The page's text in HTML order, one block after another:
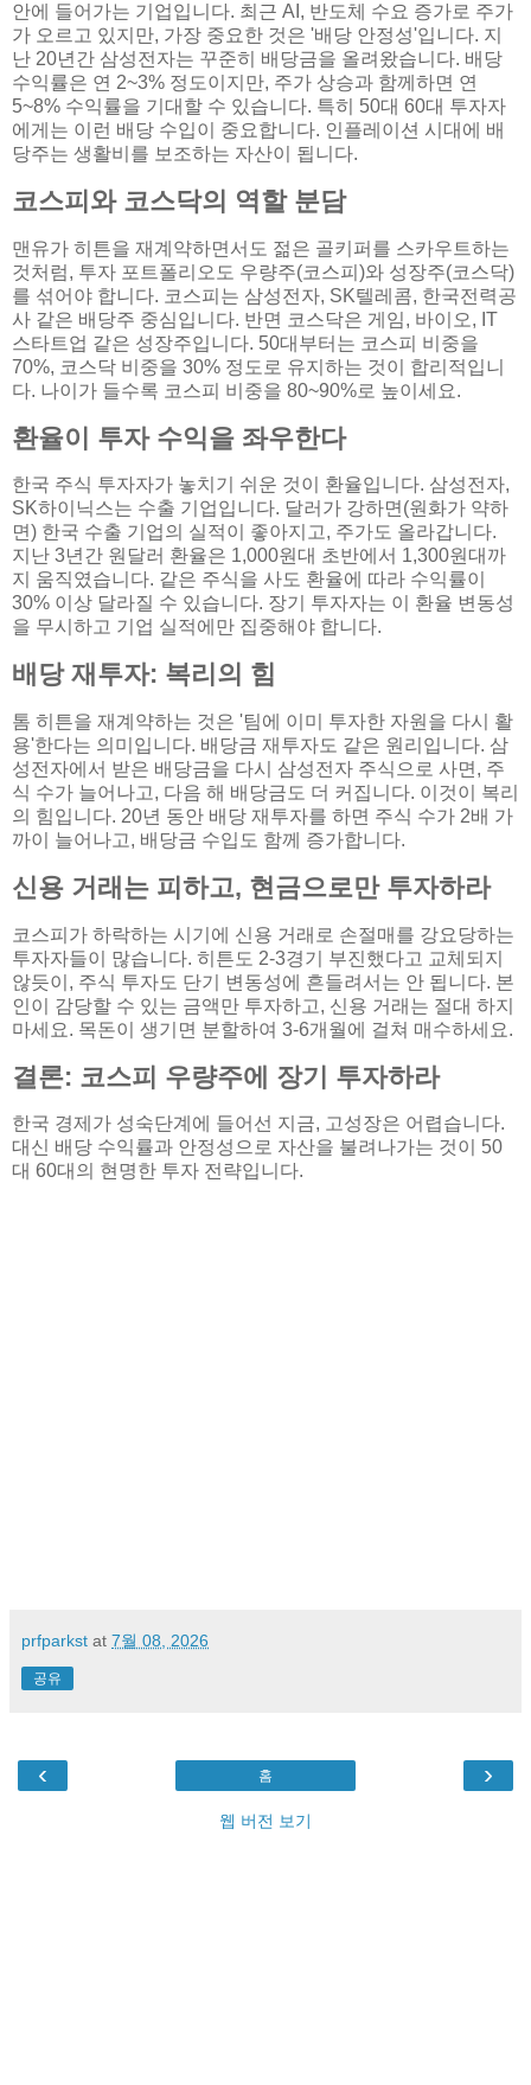
안에 들어가는 기업입니다. 최근 AI, 반도체 수요 증가로 주가
가 오르고 있지만, 가장 중요한 것은 '배당 안정성'입니다. 지
난 20년간 삼성전자는 꾸준히 배당금을 올려왔습니다. 배당
수익률은 연 2~3% 정도이지만, 주가 상승과 함께하면 연
5~8% 수익률을 기대할 수 있습니다. 특히 50대 60대 투자자
에게는 이런 배당 수입이 중요합니다. 인플레이션 시대에 배
당주는 생활비를 보조하는 자산이 됩니다.
코스피와 코스닥의 역할 분담
맨유가 히튼을 재계약하면서도 젊은 골키퍼를 스카우트하는
것처럼, 투자 포트폴리오도 우량주(코스피)와 성장주(코스닥)
를 섞어야 합니다. 코스피는 삼성전자, SK텔레콤, 한국전력공
사 같은 배당주 중심입니다. 반면 코스닥은 게임, 바이오, IT
스타트업 같은 성장주입니다. 50대부터는 코스피 비중을
70%, 코스닥 비중을 30% 정도로 유지하는 것이 합리적입니
다. 나이가 들수록 코스피 비중을 80~90%로 높이세요.
환율이 투자 수익을 좌우한다
한국 주식 투자자가 놓치기 쉬운 것이 환율입니다. 삼성전자,
SK하이닉스는 수출 기업입니다. 달러가 강하면(원화가 약하
면) 한국 수출 기업의 실적이 좋아지고, 주가도 올라갑니다.
지난 3년간 원달러 환율은 1,000원대 초반에서 1,300원대까
지 움직였습니다. 같은 주식을 사도 환율에 따라 수익률이
30% 이상 달라질 수 있습니다. 장기 투자자는 이 환율 변동성
을 무시하고 기업 실적에만 집중해야 합니다.
배당 재투자: 복리의 힘
톰 히튼을 재계약하는 것은 '팀에 이미 투자한 자원을 다시 활
용'한다는 의미입니다. 배당금 재투자도 같은 원리입니다. 삼
성전자에서 받은 배당금을 다시 삼성전자 주식으로 사면, 주
식 수가 늘어나고, 다음 해 배당금도 더 커집니다. 이것이 복리
의 힘입니다. 20년 동안 배당 재투자를 하면 주식 수가 2배 가
까이 늘어나고, 배당금 수입도 함께 증가합니다.
신용 거래는 피하고, 현금으로만 투자하라
코스피가 하락하는 시기에 신용 거래로 손절매를 강요당하는
투자자들이 많습니다. 히튼도 2-3경기 부진했다고 교체되지
않듯이, 주식 투자도 단기 변동성에 흔들려서는 안 됩니다. 본
인이 감당할 수 있는 금액만 투자하고, 신용 거래는 절대 하지
마세요. 목돈이 생기면 분할하여 3-6개월에 걸쳐 매수하세요.
결론: 코스피 우량주에 장기 투자하라
한국 경제가 성숙단계에 들어선 지금, 고성장은 어렵습니다.
대신 배당 수익률과 안정성으로 자산을 불려나가는 것이 50
대 60대의 현명한 투자 전략입니다.
prfparkst at 7월 08, 2026
공유
‹ ›
홈
웹 버전 보기